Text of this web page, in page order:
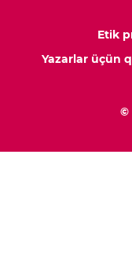
Etik
Yazarlar üçün
©